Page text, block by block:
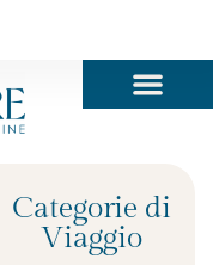
Categorie di
Viaggio